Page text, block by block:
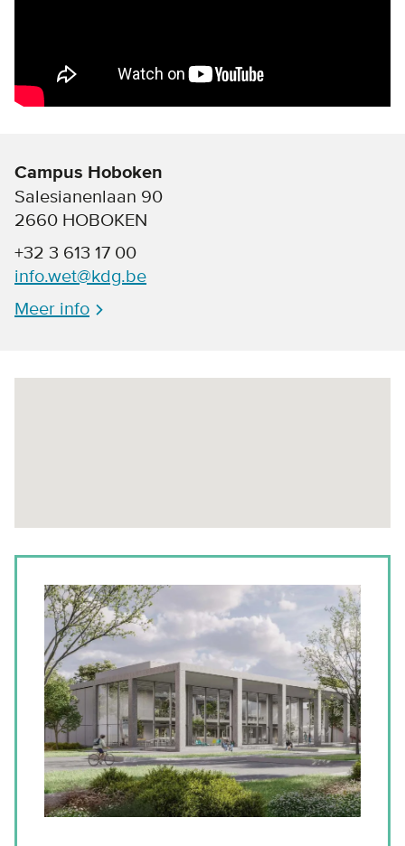
Campus Hoboken
Salesianenlaan 90
2660 HOBOKEN
+32 3 613 17 00
info.wet@kdg.be
Meer info